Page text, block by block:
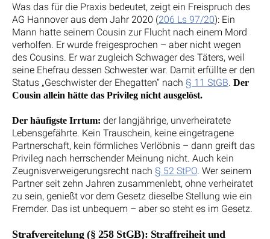
Was das für die Praxis bedeutet, zeigt ein Freispruch des
AG Hannover aus dem Jahr 2020 (206 Ls 97/20): Ein
Mann hatte seinem Cousin zur Flucht nach einem Mord
verholfen. Er wurde freigesprochen – aber nicht wegen
des Cousins. Er war zugleich Schwager des Täters, weil
seine Ehefrau dessen Schwester war. Damit erfüllte er den
Status „Geschwister der Ehegatten“ nach § 11 StGB. Der
Cousin allein hätte das Privileg nicht ausgelöst.
Der häufigste Irrtum: der langjährige, unverheiratete
Lebensgefährte. Kein Trauschein, keine eingetragene
Partnerschaft, kein förmliches Verlöbnis – dann greift das
Privileg nach herrschender Meinung nicht. Auch kein
Zeugnisverweigerungsrecht nach § 52 StPO. Wer seinem
Partner seit zehn Jahren zusammenlebt, ohne verheiratet
zu sein, genießt vor dem Gesetz dieselbe Stellung wie ein
Fremder. Das ist unbequem – aber so steht es im Gesetz.
Strafvereitelung (§ 258 StGB): Straffreiheit und